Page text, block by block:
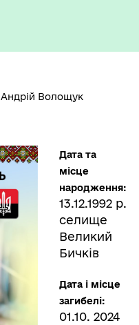
Андрій Волощук
Дата та
місце
народження:
13.12.1992 р.
селище
Великий
Бичків
Дата і місце
загибелі:
01.10. 2024